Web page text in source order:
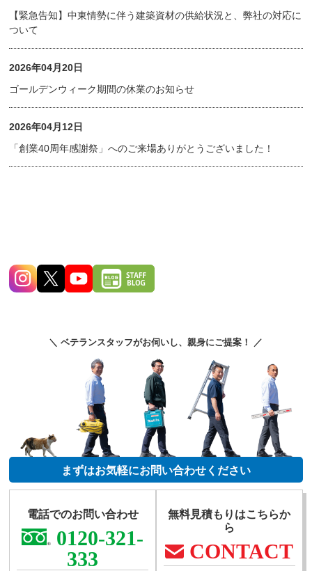
【緊急告知】中東情勢に伴う建築資材の供給状況と、弊社の対応に
ついて
2026年04月20日
ゴールデンウィーク期間の休業のお知らせ
2026年04月12日
「創業40周年感謝祭」へのご来場ありがとうございました！
＼ ベテランスタッフがお伺いし、親身にご提案！ ／
まずはお気軽にお問い合わせください
電話でのお問い合わせ
0120-321-
333
無料見積もりはこちらか
ら
CONTACT